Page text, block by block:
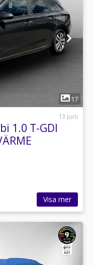
17
13 juni
1.0 T-GDI
Visa mer